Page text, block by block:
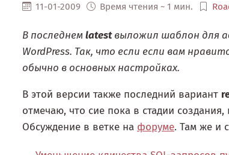
11-01-2009 Время чтения ~ 1 мин.
В последнем latestвыложил шаблон для
WordPress. Так, что если если вам
обычно в основных настройках.
В этой версии также последний вариант
отмечаю, что сие пока в стадии
Обсуждение в ветке на форуме. Там же и